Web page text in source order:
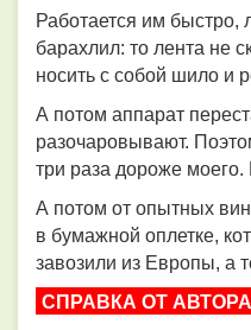
Работается им быстро,
барахлил: то лента не
носить с собой шило и
А потом аппарат
разочаровывают.
три раза дороже моего.
А потом от опытных
в бумажной оплетке,
завозили из Европы, а
СПРАВКА ОТ АВТОРА